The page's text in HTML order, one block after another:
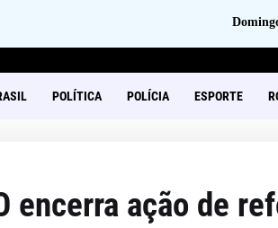
POLÍTICA POLÍCIA ESPORTE
encerra ação de